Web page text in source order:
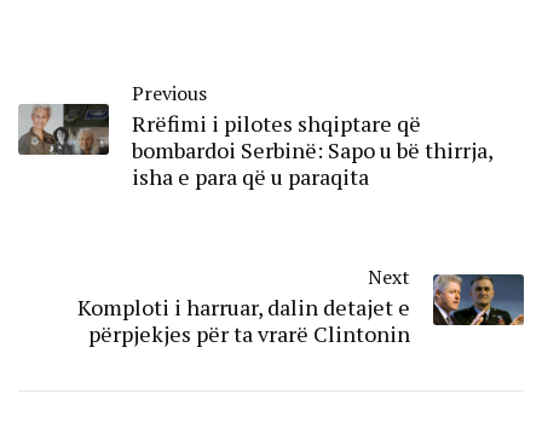
Previous
Rrëfimi i pilotes shqiptare që
bombardoi Serbinë: Sapo u bë thirrja,
isha e para që u paraqita
Next
Komploti i harruar, dalin detajet e
përpjekjes për ta vrarë Clintonin